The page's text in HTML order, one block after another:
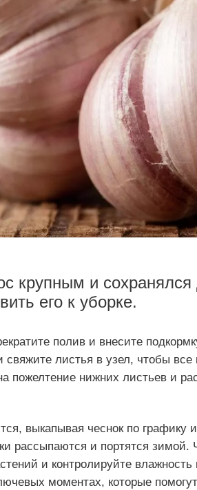
крупным и
его к уборке.
полив и внесите
свяжите листья в узел, чтобы
пожелтение нижних листьев и
выкапывая чеснок по графику
рассыпаются и портятся
и контролируйте
моментах, которые